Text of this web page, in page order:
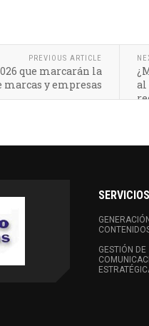
PREVIOUS ARTICLE
que marcarán la
y empresas
al
SERVICIOS
GESTIÓN DE